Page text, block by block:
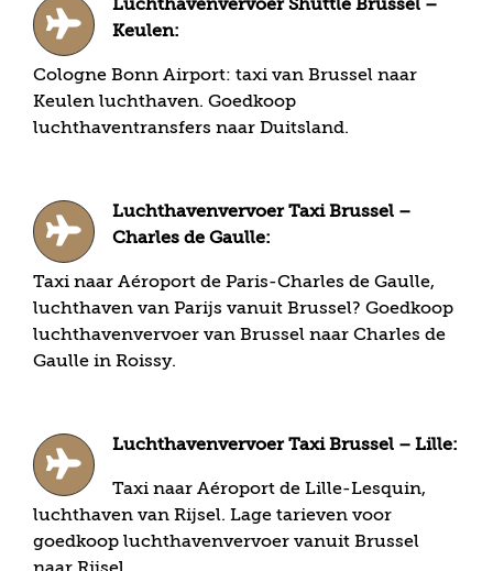
Luchthavenvervoer Shuttle Brussel –
Keulen:
Cologne Bonn Airport: taxi van Brussel naar
Keulen luchthaven. Goedkoop
luchthaventransfers naar Duitsland.
Luchthavenvervoer Taxi Brussel –
Charles de Gaulle:
Taxi naar Aéroport de Paris-Charles de Gaulle,
luchthaven van Parijs vanuit Brussel? Goedkoop
luchthavenvervoer van Brussel naar Charles de
Gaulle in Roissy.
Luchthavenvervoer Taxi Brussel – Lille:
Taxi naar Aéroport de Lille-Lesquin,
luchthaven van Rijsel. Lage tarieven voor
goedkoop luchthavenvervoer vanuit Brussel